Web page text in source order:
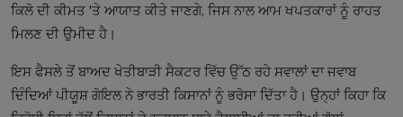
ਕਿਲੋ ਦੀ ਕੀਮਤ 'ਤੇ ਆਯਾਤ ਕੀਤੇ ਜਾਣਗੇ, ਜਿਸ ਨਾਲ ਆਮ ਖਪਤਕਾਰਾਂ ਨੂੰ ਰਾਹਤ
ਮਿਲਣ ਦੀ ਉਮੀਦ ਹੈ।
ਇਸ ਫੈਸਲੇ ਤੋਂ ਬਾਅਦ ਖੇਤੀਬਾੜੀ ਸੈਕਟਰ ਵਿੱਚ ਉੱਠ ਰਹੇ ਸਵਾਲਾਂ ਦਾ ਜਵਾਬ
ਦਿੰਦਿਆਂ ਪੀਯੂਸ਼ ਗੋਇਲ ਨੇ ਭਾਰਤੀ ਕਿਸਾਨਾਂ ਨੂੰ ਭਰੋਸਾ ਦਿੱਤਾ ਹੈ। ਉਨ੍ਹਾਂ ਕਿਹਾ ਕਿ